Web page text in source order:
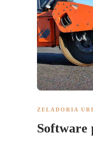
ZELADORIA
Software